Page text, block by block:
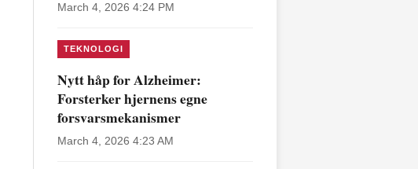
March 4, 2026 4:24 PM
TEKNOLOGI
Nytt håp for Alzheimer:
Forsterker hjernens egne
forsvarsmekanismer
March 4, 2026 4:23 AM